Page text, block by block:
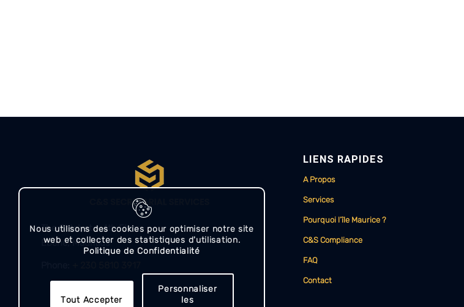
The Catalyst – 4th Floor,
Ebene, Mauritius​​
LIENS RAPIDES
A Propos
Services
Pourquoi l’île Maurice ?
C&S Compliance
FAQ
Contact
Nous utilisons des cookies pour optimiser notre site
web et collecter des statistiques d'utilisation.
Politique de Confidentialité
Tout Accepter
Personnaliser
les